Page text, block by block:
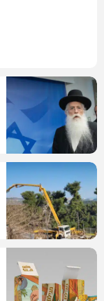
חדשות
בחצרות הקודש